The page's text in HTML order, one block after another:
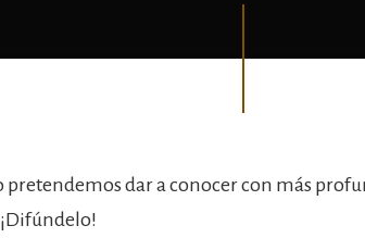
pretendemos dar a conocer con más